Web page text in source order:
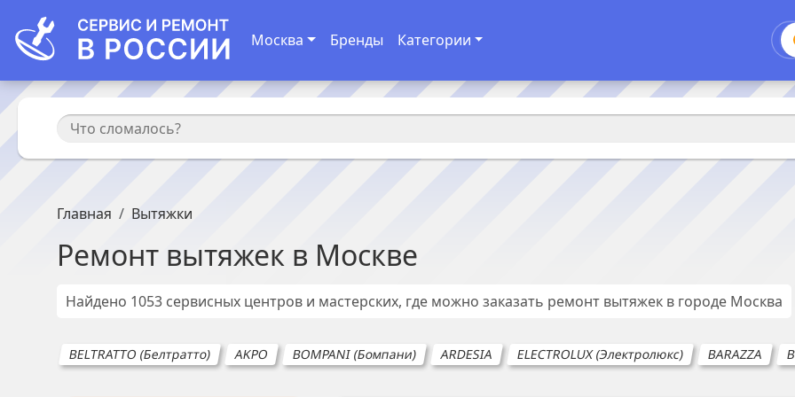
Москва Бренды Категории
Главная Вытяжки
Ремонт вытяжек в Москве
Найдено 1053 сервисных центров и мастерских, где можно заказать ремонт вытяжек в городе Москва
BELTRATTO (Белтратто) AKPO BOMPANI (Бомпани) ARDESIA ELECTROLUX (Электролюкс) BARAZZA